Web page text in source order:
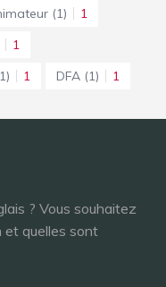
(1)
1
1
1 DFA (1) 1
? Vous souhaitez
et quelles sont